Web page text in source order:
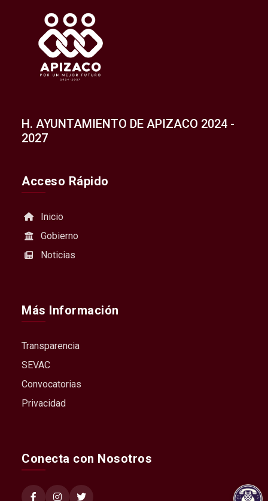
H. AYUNTAMIENTO DE APIZACO 2024 -
2027
Acceso Rápido
Inicio
Gobierno
Noticias
Más Información
Transparencia
SEVAC
Convocatorias
Privacidad
Conecta con Nosotros